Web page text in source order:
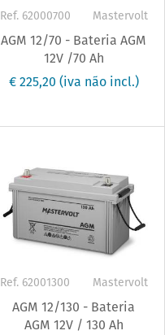
Ref. 62000700 Mastervolt
AGM 12/70 - Bateria AGM
12V /70 Ah
€ 225,20 (iva não incl.)
Ref. 62001300 Mastervolt
AGM 12/130 - Bateria
AGM 12V / 130 Ah